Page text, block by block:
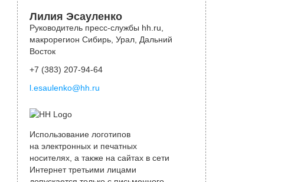
Лилия Эсауленко
Руководитель пресс-службы hh.ru,
макрорегион Сибирь, Урал, Дальний
Восток
+7 (383) 207-94-64
l.esaulenko@hh.ru
Использование логотипов
на электронных и печатных
носителях, а также на сайтах в сети
Интернет третьими лицами